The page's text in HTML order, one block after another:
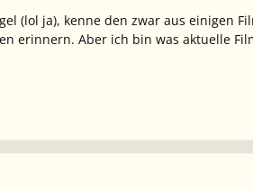
(lol ja), kenne den zwar aus einigen
erinnern. Aber ich bin was aktuelle